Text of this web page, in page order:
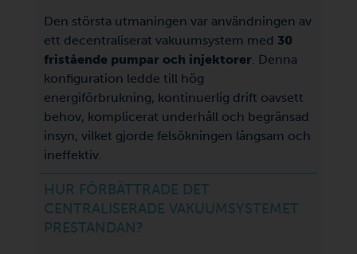
Den största utmaningen var användningen av
ett decentraliserat vakuumsystem med 30
fristående pumpar och injektorer. Denna
konfiguration ledde till hög
energiförbrukning, kontinuerlig drift oavsett
behov, komplicerat underhåll och begränsad
insyn, vilket gjorde felsökningen långsam och
ineffektiv.
HUR FÖRBÄTTRADE DET
CENTRALISERADE VAKUUMSYSTEMET
PRESTANDAN?